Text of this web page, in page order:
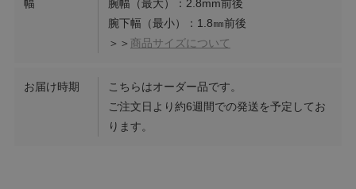
幅
腕幅（最大）：2.8mm前後
腕下幅（最小）：1.8㎜前後
＞＞ 商品サイズについて
お届け時期
こちらはオーダー品です。
ご注文日より約6週間での発送を予定してお
ります。